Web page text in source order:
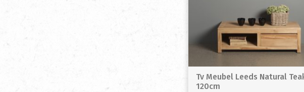
Tv Meubel Leeds Natural
120cm